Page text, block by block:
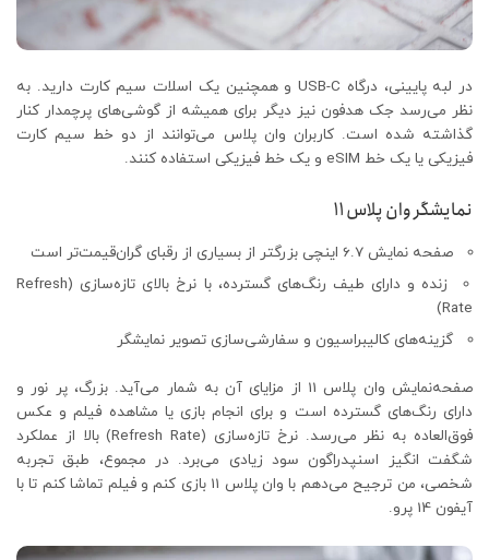
در لبه پایینی، درگاه USB-C و همچنین یک اسلات سیم کارت دارید. به
نظر می‌رسد جک هدفون نیز دیگر برای همیشه از گوشی‌های پرچمدار کنار
گذاشته شده است. کاربران وان پلاس می‌توانند از دو خط سیم کارت
فیزیکی یا یک خط eSIM و یک خط فیزیکی استفاده کنند.
نمایشگر وان پلاس 11
صفحه نمایش 6.7 اینچی بزرگتر از بسیاری از رقبای گران‌قیمت‌تر است
زنده و دارای طیف رنگ‌های گسترده، با نرخ بالای تازه‌سازی (Refresh
Rate)
گزینه‌های کالیبراسیون و سفارشی‌سازی تصویر نمایشگر
صفحه‌نمایش وان پلاس 11 از مزایای آن به شمار می‌آید. بزرگ، پر نور و
دارای رنگ‌های گسترده است و برای انجام بازی یا مشاهده فیلم و عکس
فوق‌العاده به نظر می‌رسد. نرخ تازه‌سازی (Refresh Rate) بالا از عملکرد
شگفت انگیز اسنپدراگون سود زیادی می‌برد. در مجموع، طبق تجربه
شخصی، من ترجیح می‌دهم با وان پلاس 11 بازی کنم و فیلم تماشا کنم تا با
آیفون 14 پرو.